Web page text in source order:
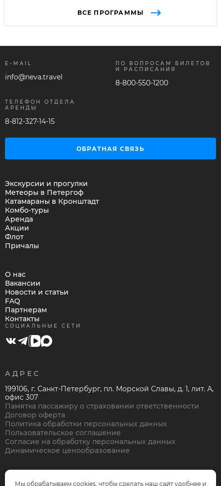
ВСЕ ПРОГРАММЫ
E-MAIL
info@neva.travel
ПО ВОПРОСАМ БИЛЕТОВ
И РАСПИСАНИЯ
8-800-550-1200
ТЕЛЕФОН ОТДЕЛА
АРЕНДЫ
8-812-327-14-15
ОБРАТНАЯ СВЯЗЬ
Экскурсии и прогулки
Метеоры в Петергоф
Катамараны в Кронштадт
Комбо-туры
Аренда
Акции
Флот
Причалы
О нас
Вакансии
Новости и статьи
FAQ
Партнерам
Контакты
СОЦИАЛЬНЫЕ СЕТИ
АДРЕС
199106, г. Санкт-Петербург, пл. Морской Славы, д. 1, лит. А,
офис 307
Памятка пассажиру о страховании ответственности
Договор оферта
Политика обработки персональных данных
Пользовательское соглашение
Согласие на обработку персональных данных
Динамическое ценообразование
Мы обрабатываем cookies, чтобы сделать наш сайт удобнее и